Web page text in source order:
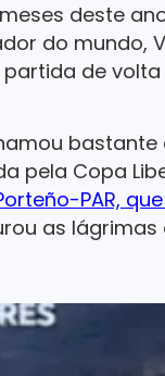
deste
do mundo,
de
pela Copa
PAR,
as